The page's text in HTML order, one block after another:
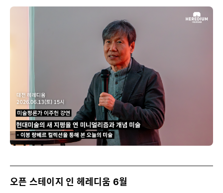
오픈 스테이지 인 헤레디움 6월